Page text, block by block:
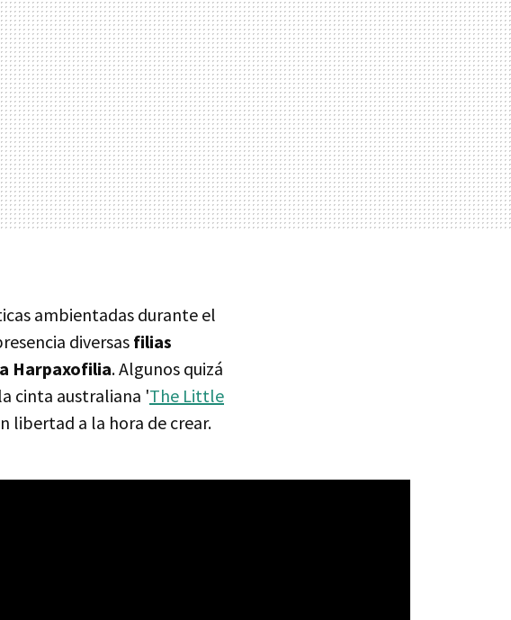
ambientadas durante el
diversas filias
Harpaxofilia. Algunos quizá
cinta australiana 'The Little
libertad a la hora de crear.